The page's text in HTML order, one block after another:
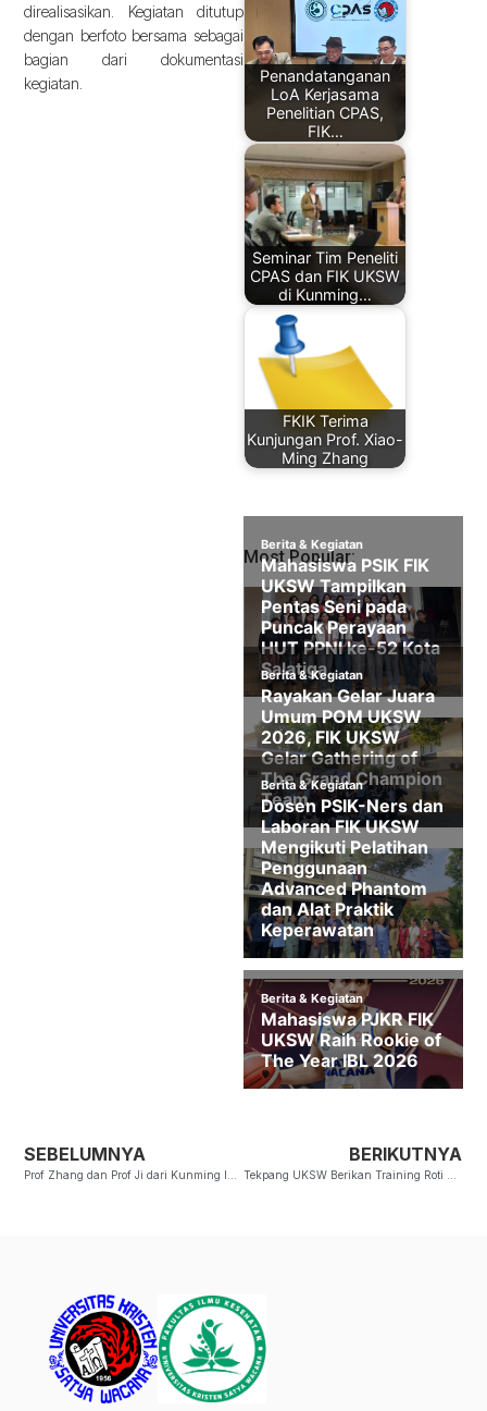
direalisasikan. Kegiatan ditutup
dengan berfoto bersama sebagai
bagian dari dokumentasi
kegiatan.
Penandatanganan
LoA Kerjasama
Penelitian CPAS,
FIK…
Seminar Tim Peneliti
CPAS dan FIK UKSW
di Kunming…
FKIK Terima
Kunjungan Prof. Xiao-
Ming Zhang
Most Popular:
SEBELUMNYA BERIKUTNYA